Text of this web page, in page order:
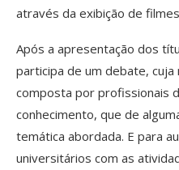
através da exibição de
Após a apresentação dos
participa de um debate, cuja
composta por profissionais
conhecimento, que de
temática abordada. E para
universitários com as